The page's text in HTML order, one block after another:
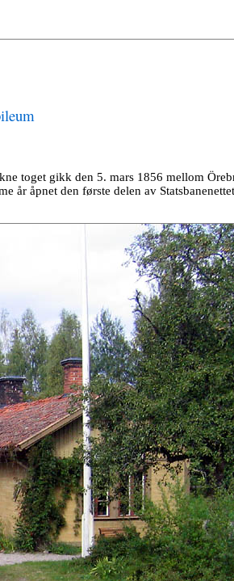
toget gikk den 5. mars 1856 mellom
år åpnet den første delen av